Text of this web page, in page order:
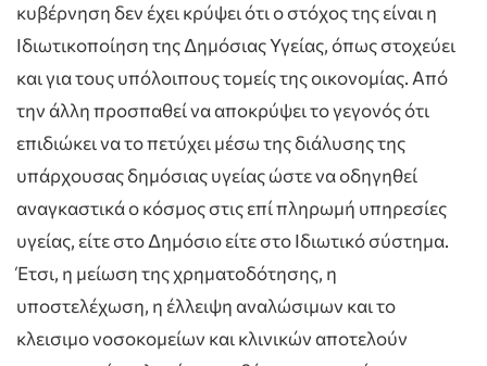
κυβέρνηση δεν έχει κρύψει ότι ο στόχος της είναι η
Ιδιωτικοποίηση της Δημόσιας Υγείας, όπως στοχεύει
και για τους υπόλοιπους τομείς της οικονομίας. Από
την άλλη προσπαθεί να αποκρύψει το γεγονός ότι
επιδιώκει να το πετύχει μέσω της διάλυσης της
υπάρχουσας δημόσιας υγείας ώστε να οδηγηθεί
αναγκαστικά ο κόσμος στις επί πληρωμή υπηρεσίες
υγείας, είτε στο Δημόσιο είτε στο Ιδιωτικό σύστημα.
Έτσι, η μείωση της χρηματοδότησης, η
υποστελέχωση, η έλλειψη αναλώσιμων και το
κλεισιμο νοσοκομείων και κλινικών αποτελούν